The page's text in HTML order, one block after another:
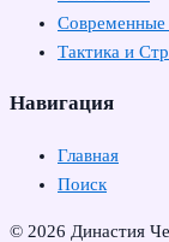
Современные
Тактика и
Навигация
Главная
Поиск
© 2026 Династия